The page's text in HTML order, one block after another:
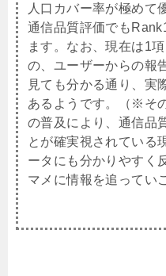
人口カバー率が極めて
通信品質評価でも
ます。なお、現在は1
の、ユーザーからの報
見ても分かる通り、実
あるようです。（※そ
の普及により、通信品
とが確実視されている
ータにも分かりやすく
マメに情報を追ってい